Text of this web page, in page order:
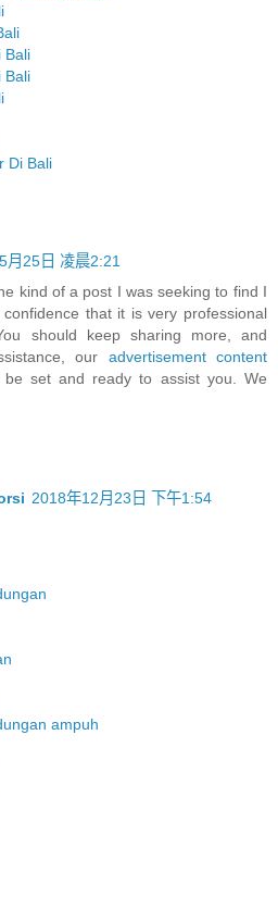
Bali
Bali
Di Bali
月25日 凌晨2:21
kind of a post I was seeking to find I
that it is very professional
should keep sharing more, and
our advertisement content
be set and ready to assist you. We
2018年12月23日 下午1:54
ampuh